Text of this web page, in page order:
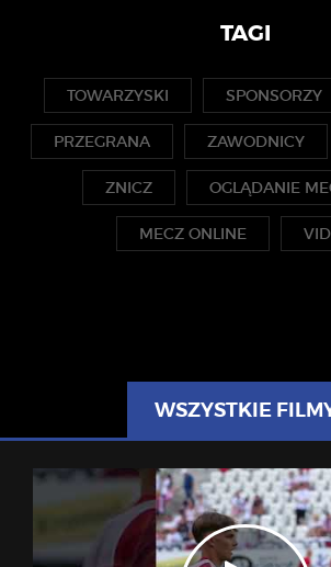
TAGI
TOWARZYSKI SPONSORZY
PRZEGRANA ZAWODNICY
ZNICZ OGLĄDANIE
MECZ ONLINE
WSZYSTKIE